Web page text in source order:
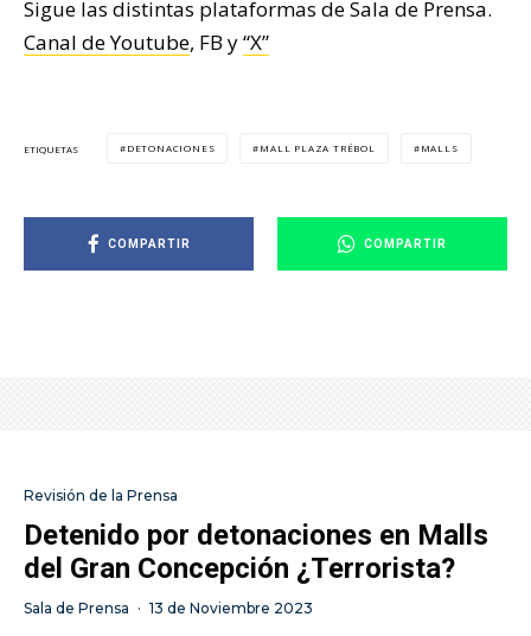
Sigue las distintas plataformas de Sala de Prensa.
Canal de Youtube, FB y“X”
ETIQUETAS DETONACIONES MALL PLAZA TRÉBOL MALLS
COMPARTIR COMPARTIR
Revisión de la Prensa
Detenido por detonaciones en Malls
del Gran Concepción ¿Terrorista?
Sala de Prensa · 13 de Noviembre 2023